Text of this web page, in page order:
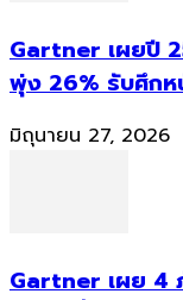
Gartner เผยปี
พุ่ง 26% รับศึกห
มิถุนายน 27, 2026
Gartner เผย 4